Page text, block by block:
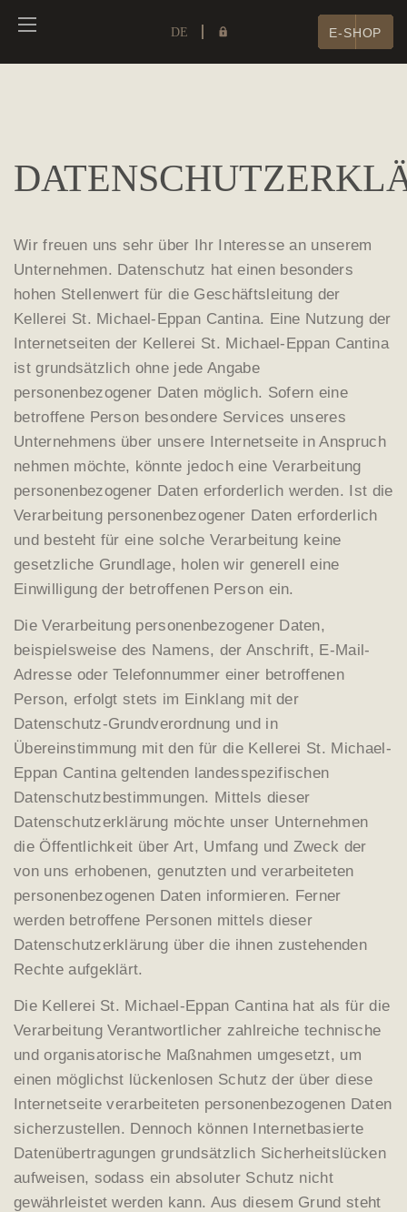
DE E-SHOP
Wir freuen uns sehr über Ihr Interesse an unserem
Unternehmen. Datenschutz hat einen besonders
hohen Stellenwert für die Geschäftsleitung der
Kellerei St. Michael-Eppan Cantina. Eine Nutzung der
Internetseiten der Kellerei St. Michael-Eppan Cantina
ist grundsätzlich ohne jede Angabe
personenbezogener Daten möglich. Sofern eine
betroffene Person besondere Services unseres
Unternehmens über unsere Internetseite in Anspruch
nehmen möchte, könnte jedoch eine Verarbeitung
personenbezogener Daten erforderlich werden. Ist die
Verarbeitung personenbezogener Daten erforderlich
und besteht für eine solche Verarbeitung keine
gesetzliche Grundlage, holen wir generell eine
Einwilligung der betroffenen Person ein.
Die Verarbeitung personenbezogener Daten,
beispielsweise des Namens, der Anschrift, E-Mail-
Adresse oder Telefonnummer einer betroffenen
Person, erfolgt stets im Einklang mit der
Datenschutz-Grundverordnung und in
Übereinstimmung mit den für die Kellerei St. Michael-
Eppan Cantina geltenden landesspezifischen
Datenschutzbestimmungen. Mittels dieser
Datenschutzerklärung möchte unser Unternehmen
die Öffentlichkeit über Art, Umfang und Zweck der
von uns erhobenen, genutzten und verarbeiteten
personenbezogenen Daten informieren. Ferner
werden betroffene Personen mittels dieser
Datenschutzerklärung über die ihnen zustehenden
Rechte aufgeklärt.
Die Kellerei St. Michael-Eppan Cantina hat als für die
Verarbeitung Verantwortlicher zahlreiche technische
und organisatorische Maßnahmen umgesetzt, um
einen möglichst lückenlosen Schutz der über diese
Internetseite verarbeiteten personenbezogenen Daten
sicherzustellen. Dennoch können Internetbasierte
Datenübertragungen grundsätzlich Sicherheitslücken
aufweisen, sodass ein absoluter Schutz nicht
gewährleistet werden kann. Aus diesem Grund steht